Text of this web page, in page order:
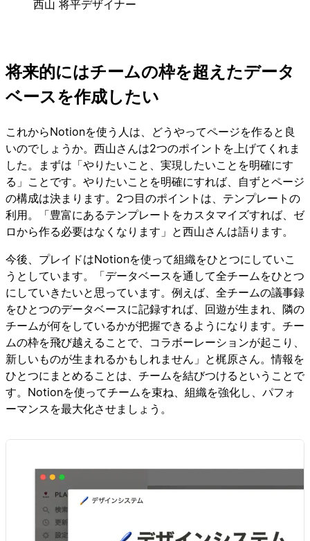
西山 将平デザイナー
将来的にはチームの枠を超えたデータ
ベースを作成したい
これからNotionを使う人は、どうやってページを作ると良
いのでしょうか。西山さんは2つのポイントを上げてくれま
した。まずは「やりたいこと、実現したいことを明確にす
る」ことです。やりたいことを明確にすれば、自ずとページ
の構成は決まります。2つ目のポイントは、テンプレートの
利用。「豊富にあるテンプレートをカスタマイズすれば、ゼ
ロから作る必要はなくなります」と西山さんは語ります。
今後、プレイドはNotionを使って組織をひとつにしていこ
うとしています。「データベースを通して全チームをひとつ
にしていきたいと思っています。例えば、全チームの議事録
をひとつのデータベースに記録すれば、回遊が生まれ、隣の
チームが何をしているかが把握できるようになります。チー
ムの枠を飛び越えることで、コラボーレーションが起こり、
新しいものが生まれるかもしれません」と梶原さん。情報を
ひとつにまとめることは、チームを結びつけるということで
す。Notionを使ってチームを束ね、組織を強化し、パフォ
ーマンスを最大化させましょう。